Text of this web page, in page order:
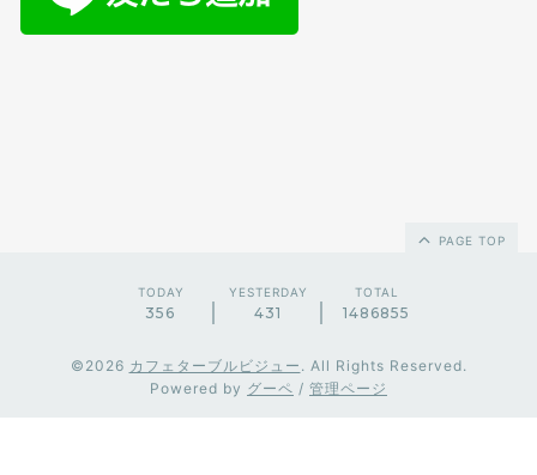
PAGE TOP
TODAY
356
YESTERDAY
431
TOTAL
1486855
©2026 カフェターブルビジュー . All Rights Reserved.
Powered by グーペ / 管理ページ